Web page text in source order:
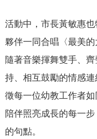
覽
回
頁
English
資
訊
安
活動中，市長黃敏惠
夥伴一同合唱〈最美
隨著音樂揮舞雙手、
持、相互鼓勵的情感
徵每一位幼教工作者
陪伴照亮成長的每一
的句點。